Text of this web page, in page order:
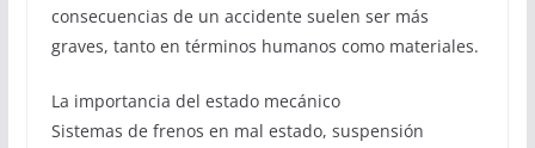
consecuencias de un accidente suelen ser más
graves, tanto en términos humanos como materiales.
La importancia del estado mecánico
Sistemas de frenos en mal estado, suspensión